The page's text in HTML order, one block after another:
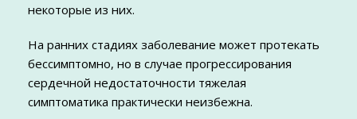
некоторые из них.
На ранних стадиях заболевание может протекать
бессимптомно, но в случае прогрессирования
сердечной недостаточности тяжелая
симптоматика практически неизбежна.